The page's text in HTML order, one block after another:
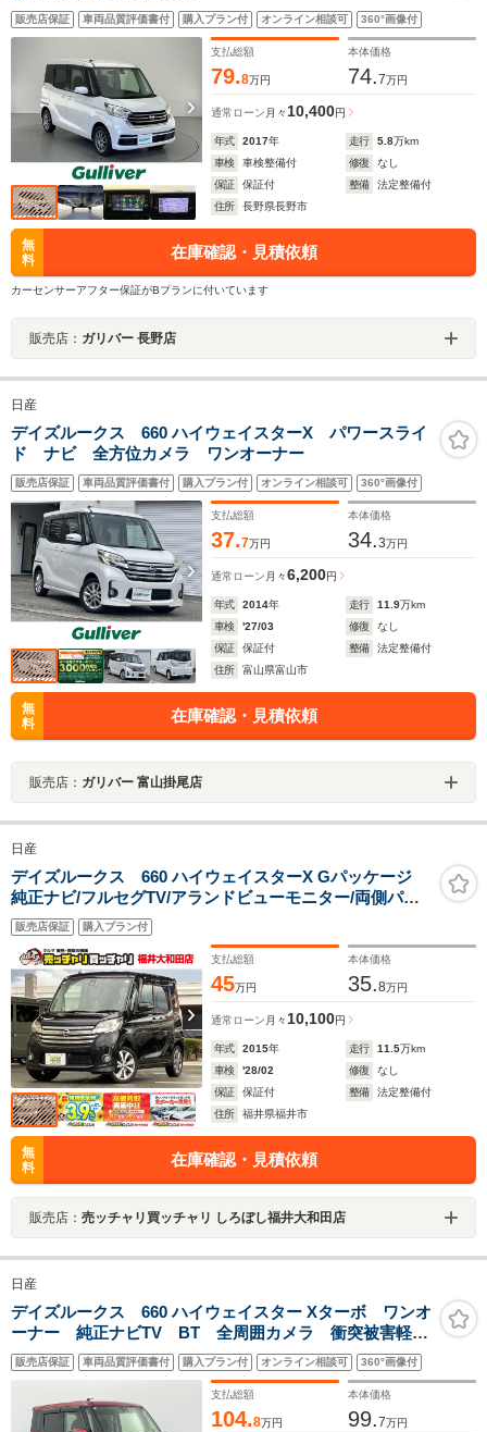
販売店保証 車両品質評価書付 購入プラン付 オンライン相談可 360°画像付
支払総額
79.8万円
本体価格
74.7万円
通常ローン 月々 10,400円
年式 2017年 走行 5.8万km
車検
車検整備付 修復
なし
保証
保証付 整備
法定整備付
住所
長野県長野市
無
料
在庫確認・見積依頼
カーセンサーアフター保証がBプランに付いています
販売店： ガリバー 長野店
日産
デイズルークス 660 ハイウェイスターX パワースライ
ド ナビ 全方位カメラ ワンオーナー
販売店保証 車両品質評価書付 購入プラン付 オンライン相談可 360°画像付
支払総額
37.7万円
本体価格
34.3万円
通常ローン 月々6,200円
年式 2014年 走行 11.9万km
車検
'27/03 修復
なし
保証
保証付 整備
法定整備付
住所
富山県富山市
無
料
在庫確認・見積依頼
販売店： ガリバー 富山掛尾店
日産
デイズルークス 660 ハイウェイスターX Gパッケージ
純正ナビ/フルセグTV/アランドビューモニター/両側パワ
ースライドドア/エマージェンシーブレーキ/アイドリング
ストップ/スマートキー/プッシュスタート/
販売店保証 購入プラン付
支払総額
45万円
本体価格
35.8万円
通常ローン 月々 10,100円
年式 2015年 走行 11.5万km
車検
'28/02 修復
なし
保証
保証付 整備
法定整備付
住所
福井県福井市
無
料
在庫確認・見積依頼
販売店： 売ッチャリ買ッチャリ しろぼし福井大和田店
日産
デイズルークス 660 ハイウェイスター Xターボ ワンオ
ーナー 純正ナビTV BT 全周囲カメラ 衝突被害軽
減 ドラレコ ETC 片側パワスラ 純正AW レーンキ
ープアシスト 横滑り防止 オートマチックハイビー
ム 前後コーナーセンサー LED
販売店保証 車両品質評価書付 購入プラン付 オンライン相談可 360°画像付
支払総額
104.8万円
本体価格
99.7万円